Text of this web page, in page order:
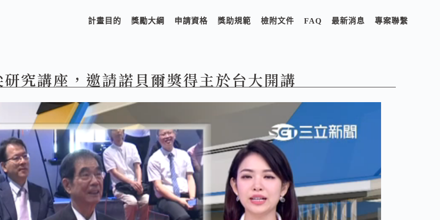
計畫目的 獎勵大綱 申請資格 獎助規範 檢附文件 FAQ 最新消息 專案聯繫
究講座，邀請諾貝爾獎得主於台大開講